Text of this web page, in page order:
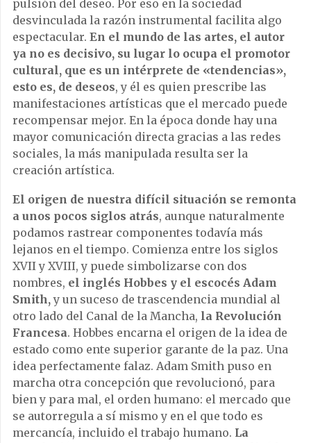
pulsión del deseo. Por eso en la sociedad
desvinculada la razón instrumental facilita algo
espectacular. En el mundo de las artes, el autor
ya no es decisivo, su lugar lo ocupa el promotor
cultural, que es un intérprete de «tendencias»,
esto es, de deseos, y él es quien prescribe las
manifestaciones artísticas que el mercado puede
recompensar mejor. En la época donde hay una
mayor comunicación directa gracias a las redes
sociales, la más manipulada resulta ser la
creación artística.
El origen de nuestra difícil situación se remonta
a unos pocos siglos atrás, aunque naturalmente
podamos rastrear componentes todavía más
lejanos en el tiempo. Comienza entre los siglos
XVII y XVIII, y puede simbolizarse con dos
nombres, el inglés Hobbes y el escocés Adam
Smith, y un suceso de trascendencia mundial al
otro lado del Canal de la Mancha, la Revolución
Francesa. Hobbes encarna el origen de la idea de
estado como ente superior garante de la paz. Una
idea perfectamente falaz. Adam Smith puso en
marcha otra concepción que revolucionó, para
bien y para mal, el orden humano: el mercado que
se autorregula a sí mismo y en el que todo es
mercancía, incluido el trabajo humano. La